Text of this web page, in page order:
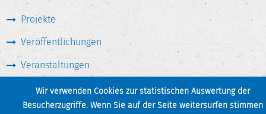
Wir verwenden Cookies zur statistischen Auswertung der
Besucherzugriffe. Wenn Sie auf der Seite weitersurfen stimmen
Projekte
Veröffentlichungen
Veranstaltungen
Medien & Service